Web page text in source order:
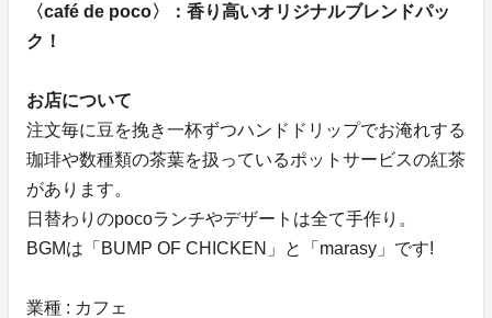
〈café de poco〉：香り高いオリジナルブレンドパッ
ク！
お店について
注文毎に豆を挽き一杯ずつハンドドリップでお淹れする
珈琲や数種類の茶葉を扱っているポットサービスの紅茶
があります。
日替わりのpocoランチやデザートは全て手作り。
BGMは「BUMP OF CHICKEN」と「marasy」です!
業種 : カフェ